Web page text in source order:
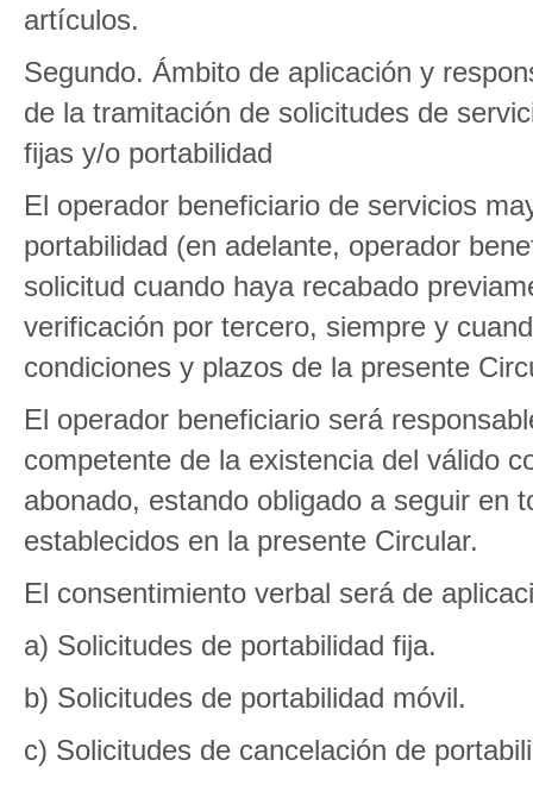
artículos.
Segundo. Ámbito de aplicación y
de la tramitación de solicitudes de
fijas y/o portabilidad
El operador beneficiario de servicios
portabilidad (en adelante, operador
solicitud cuando haya recabado
verificación por tercero, siempre y
condiciones y plazos de la presente
El operador beneficiario será
competente de la existencia del válido
abonado, estando obligado a seguir en
establecidos en la presente Circular.
El consentimiento verbal será de
a) Solicitudes de portabilidad fija.
b) Solicitudes de portabilidad móvil.
c) Solicitudes de cancelación de